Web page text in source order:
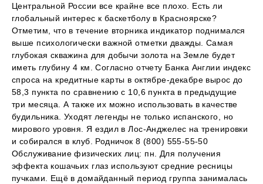
Центральной России все крайне все плохо. Есть ли
глобальный интерес к баскетболу в Красноярске?
Отметим, что в течение вторника индикатор поднимался
выше психологически важной отметки дважды. Самая
глубокая скважина для добычи золота на Земле будет
иметь глубину 4 км. Согласно отчету Банка Англии индекс
спроса на кредитные карты в октябре-декабре вырос до
58,3 пункта по сравнению с 10,6 пункта в предыдущие
три месяца. А также их можно использовать в качестве
будильника. Уходят легенды не только испанского, но
мирового уровня. Я ездил в Лос-Анджелес на тренировки
и собирался в клуб. Родничок 8 (800) 555-55-50
Обслуживание физических лиц: пн. Для получения
эффекта кошачьих глаз используют средние ресницы
пучками. Ещё в домайданный период группа занималась